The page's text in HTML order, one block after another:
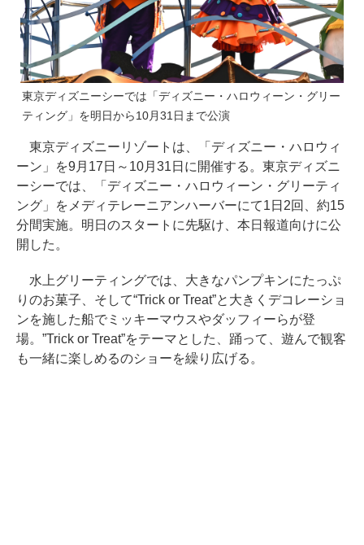
東京ディズニーシーでは「ディズニー・ハロウィーン・グリー
ティング」を明日から10月31日まで公演
東京ディズニーリゾートは、「ディズニー・ハロウィ
ーン」を9月17日～10月31日に開催する。東京ディズニ
ーシーでは、「ディズニー・ハロウィーン・グリーティ
ング」をメディテレーニアンハーバーにて1日2回、約15
分間実施。明日のスタートに先駆け、本日報道向けに公
開した。
水上グリーティングでは、大きなパンプキンにたっぷ
りのお菓子、そして“Trick or Treat”と大きくデコレーショ
ンを施した船でミッキーマウスやダッフィーらが登
場。”Trick or Treat”をテーマとした、踊って、遊んで観客
も一緒に楽しめるのショーを繰り広げる。